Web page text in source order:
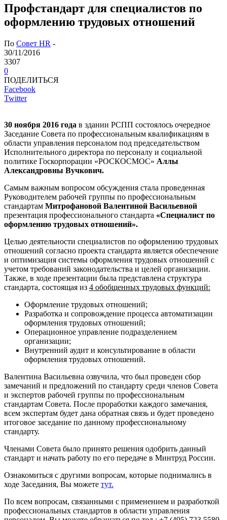
Профстандарт для специалистов по
оформлению трудовых отношений
По Совет HR -
30/11/2016
3307
0
ПОДЕЛИТЬСЯ
Facebook
Twitter
30 ноября 2016 года в здании РСПП состоялось очередное
Заседание Совета по профессиональным квалификациям в
области управления персоналом под председательством
Исполнительного директора по персоналу и социальной
политике Госкорпорации «РОСКОСМОС» Аллы
Александровны Вучкович.
Самым важным вопросом обсуждения стала проведенная
Руководителем рабочей группы по профессиональным
стандартам Митрофановой Валентиной Васильевной
презентация профессионального стандарта «Специалист по
оформлению трудовых отношений».
Целью деятельности специалистов по оформлению трудовых
отношений согласно проекта стандарта является обеспечение
и оптимизация системы оформления трудовых отношений с
учетом требований законодательства и целей организации.
Также, в ходе презентации была представлена структура
стандарта, состоящая из 4 обобщенных трудовых функций:
Оформление трудовых отношений;
Разработка и сопровождение процесса автоматизации
оформления трудовых отношений;
Операционное управление подразделением
организации;
Внутренний аудит и консультирование в области
оформления трудовых отношений.
Валентина Васильевна озвучила, что был проведен сбор
замечаний и предложений по стандарту среди членов Совета
и экспертов рабочей группы по профессиональным
стандартам Совета. После проработки каждого замечания,
всем экспертам будет дана обратная связь и будет проведено
итоговое заседание по данному профессиональному
стандарту.
Членами Совета было принято решения одобрить данный
стандарт и начать работу по его передаче в Минтруд России.
Ознакомиться с другими вопросам, которые поднимались в
ходе Заседания, Вы можете тут.
По всем вопросам, связанными с применением и разработкой
профессиональных стандартов в области управления